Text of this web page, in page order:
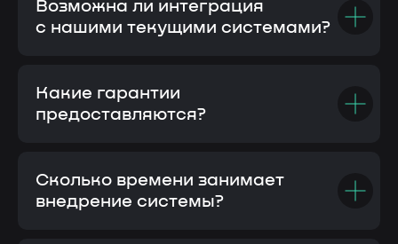
Возможна ли интеграция
с нашими текущими системами?
Какие гарантии
предоставляются?
Сколько времени занимает
внедрение системы?